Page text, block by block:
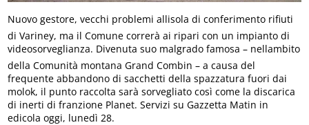
Nuovo gestore, vecchi problemi allisola di conferimento rifiuti
di Variney, ma il Comune correrà ai ripari con un impianto di
videosorveglianza. Divenuta suo malgrado famosa – nellambito
della Comunità montana Grand Combin – a causa del
frequente abbandono di sacchetti della spazzatura fuori dai
molok, il punto raccolta sarà sorvegliato così come la discarica
di inerti di franzione Planet. Servizi su Gazzetta Matin in
edicola oggi, lunedì 28.